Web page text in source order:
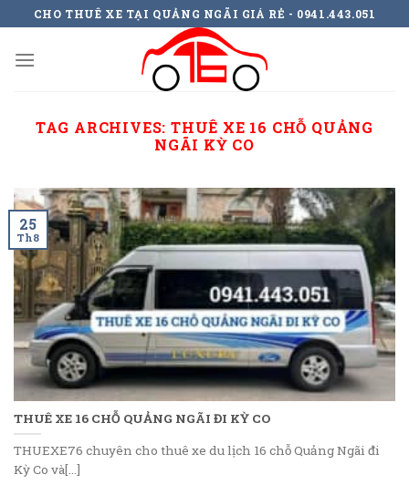
to
content
CHO THUÊ XE TẠI QUẢNG NGÃI GIÁ RẺ - 0941.443.051
TAG ARCHIVES:THUÊ XE 16 CHỖ QUẢNG
NGÃI KỲ CO
THUÊ XE 16 CHỖ QUẢNG NGÃI ĐI KỲ CO
THUEXE76 chuyên cho thuê xe du lịch 16 chỗ Quảng Ngãi đi
Kỳ Co và[...]
25
Th8